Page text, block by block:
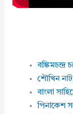
বঙ্কিমচন্দ্র
শৌখিন
বাংলা
পিনাকেশ